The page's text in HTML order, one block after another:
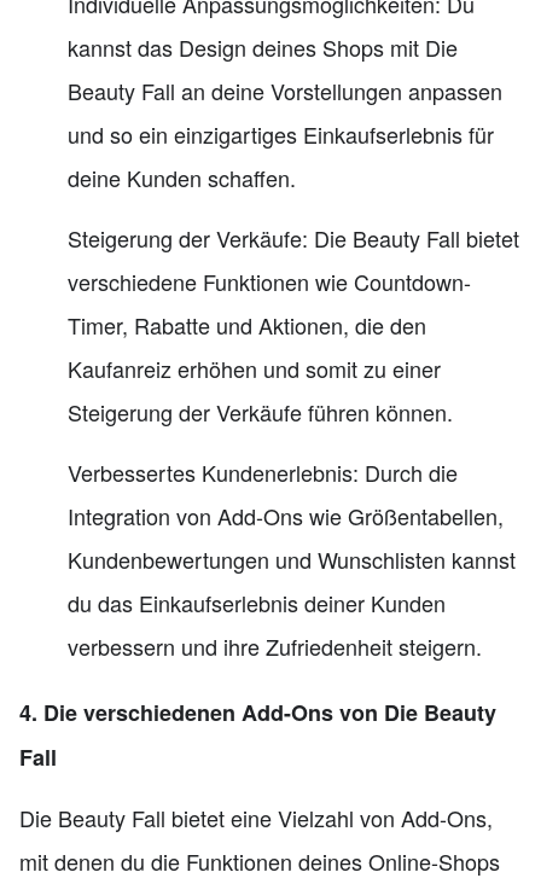
kannst das Design deines Shops mit Die
Beauty Fall an deine Vorstellungen anpassen
und so ein einzigartiges Einkaufserlebnis für
deine Kunden schaffen.
Steigerung der Verkäufe: Die Beauty Fall bietet
verschiedene Funktionen wie Countdown-
Timer, Rabatte und Aktionen, die den
Kaufanreiz erhöhen und somit zu einer
Steigerung der Verkäufe führen können.
Verbessertes Kundenerlebnis: Durch die
Integration von Add-Ons wie Größentabellen,
Kundenbewertungen und Wunschlisten kannst
du das Einkaufserlebnis deiner Kunden
verbessern und ihre Zufriedenheit steigern.
4. Die verschiedenen Add-Ons von Die Beauty
Fall
Die Beauty Fall bietet eine Vielzahl von Add-Ons,
mit denen du die Funktionen deines Online-Shops